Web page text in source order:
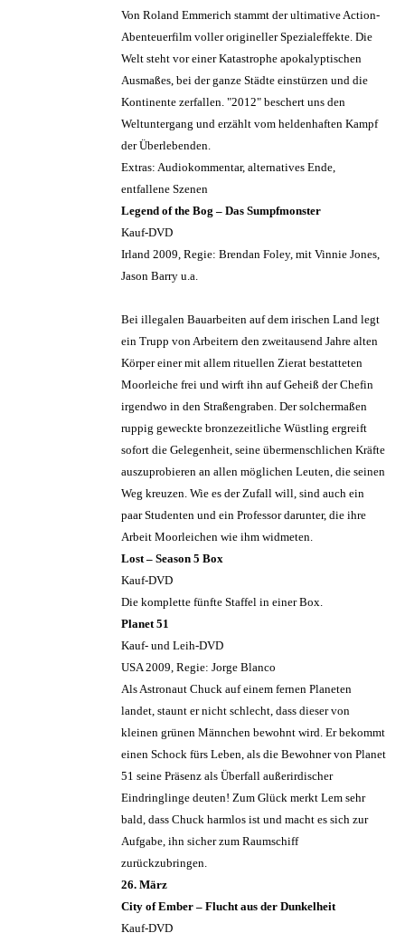
Von Roland Emmerich stammt der ultimative Action-
Abenteuerfilm voller origineller Spezialeffekte. Die
Welt steht vor einer Katastrophe apokalyptischen
Ausmaßes, bei der ganze Städte einstürzen und die
Kontinente zerfallen. "2012" beschert uns den
Weltuntergang und erzählt vom heldenhaften Kampf
der Überlebenden.
Extras: Audiokommentar, alternatives Ende,
entfallene Szenen
Legend of the Bog – Das Sumpfmonster
Kauf-DVD
Irland 2009, Regie: Brendan Foley, mit Vinnie Jones,
Jason Barry u.a.
Bei illegalen Bauarbeiten auf dem irischen Land legt
ein Trupp von Arbeitern den zweitausend Jahre alten
Körper einer mit allem rituellen Zierat bestatteten
Moorleiche frei und wirft ihn auf Geheiß der Chefin
irgendwo in den Straßengraben. Der solchermaßen
ruppig geweckte bronzezeitliche Wüstling ergreift
sofort die Gelegenheit, seine übermenschlichen Kräfte
auszuprobieren an allen möglichen Leuten, die seinen
Weg kreuzen. Wie es der Zufall will, sind auch ein
paar Studenten und ein Professor darunter, die ihre
Arbeit Moorleichen wie ihm widmeten.
Lost – Season 5 Box
Kauf-DVD
Die komplette fünfte Staffel in einer Box.
Planet 51
Kauf- und Leih-DVD
USA 2009, Regie: Jorge Blanco
Als Astronaut Chuck auf einem fernen Planeten
landet, staunt er nicht schlecht, dass dieser von
kleinen grünen Männchen bewohnt wird. Er bekommt
einen Schock fürs Leben, als die Bewohner von Planet
51 seine Präsenz als Überfall außerirdischer
Eindringlinge deuten! Zum Glück merkt Lem sehr
bald, dass Chuck harmlos ist und macht es sich zur
Aufgabe, ihn sicher zum Raumschiff
zurückzubringen.
26. März
City of Ember – Flucht aus der Dunkelheit
Kauf-DVD